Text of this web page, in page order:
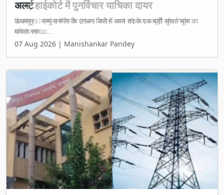
काम, हाईकोर्ट में पुनर्विचार याचिका दायर
बिलासपुर l प्रदेश में करीब 2549 करोड़ रुपये की जल आपूर्ति और निर्माण
परियोजना का...
07 Aug 2026 | Manishankar Pandey